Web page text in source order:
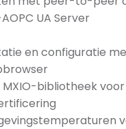
UA Server
en configuratie
bibliotheek voor